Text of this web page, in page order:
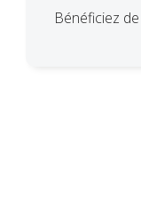
Bénéficiez